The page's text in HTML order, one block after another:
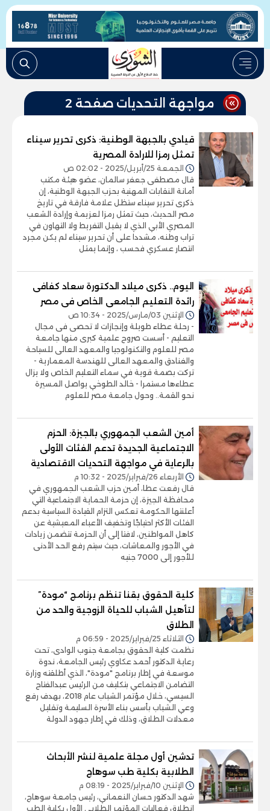
مواجهة التحديات صفحة 2
قيادي بالجبهة الوطنية: ذكرى تحرير سيناء
تمثل رمزا للارادة المصرية
الجمعة 25/أبريل/2025 - 02:02 ص
قال مصطفى جعفر سالمان، عضو هيئة مكتب
أمانة النقابات المهنية بحزب الجبهة الوطنية، إن
ذكرى تحرير سيناء ستظل علامة فارقة في تاريخ
مصر الحديث، حيث تمثل رمزا لعزيمة وإرادة الشعب
المصري الأبي الذي لا يقبل التفريط ولا التهاون في
تراب وطنه، مشددا على أن تحرير سيناء لم يكن مجرد
انتصار عسكري فحسب ، وإنما يمثل
اليوم.. ذكرى ميلاد الدكتورة سعاد كفافى
رائدة التعليم الجامعى الخاص فى مصر
الإثنين 03/مارس/2025 - 10:34 ص
- رحلة عطاء طويلة وإنجازات لا تحصى فى مجال
التعليم - أسست صروح علمية كبرى منها جامعة
مصر للعلوم والتكنولوجيا والمعهد العالى للسياحة
والفنادق والمعهد العالى للهندسة المعمارية -
تركت بصمة قوية في سماء التعليم الخاص ولا يزال
عطاءها مستمرا - خالد الطوخي يواصل المسيرة
نحو القمة.. وحول جامعة مصر للعلوم
أمين الشعب الجمهوري بالجيزة: الحزم
الاجتماعية الجديدة تدعم الفئات الأولى
بالرعاية في مواجهة التحديات الاقتصادية
الأربعاء 26/فبراير/2025 - 10:32 م
قال رفعت عطا، أمين حزب الشعب الجمهوري في
محافظة الجيزة، إن حزمة الحماية الاجتماعية التي
أعلنتها الحكومة تعكس التزام القيادة السياسية بدعم
الفئات الأكثر احتياجًا وتخفيف الأعباء المعيشية عن
كاهل المواطنين، لافتا إلى أن الحزمة تتضمن زيادات
في الأجور والمعاشات، حيث سيتم رفع الحد الأدنى
للأجور إلى 7000 جنيه
كلية الحقوق بقنا تنظم برنامج “مودة”
لتأهيل الشباب للحياة الزوجية والحد من
الطلاق
الثلاثاء 25/فبراير/2025 - 06:59 م
نظمت كلية الحقوق بجامعة جنوب الوادى، تحت
رعاية الدكتور أحمد عكاوي رئيس الجامعة، ندوة
موسعة في إطار برنامج "مودة"، الذي أطلقته وزارة
التضامن الاجتماعي بتكليف من الرئيس عبدالفتاح
السيسي، خلال مؤتمر الشباب عام 2018، بهدف رفع
وعي الشباب بأسس بناء الأسرة السليمة وتقليل
معدلات الطلاق، وذلك في إطار جهود الدولة
تدشين أول مجلة علمية لنشر الأبحاث
الطلابية بكلية طب سوهاج
الإثنين 10/فبراير/2025 - 08:19 م
شهد الدكتور حسان النعماني، رئيس جامعة سوهاج،
انطلاق فعاليات المؤتمر الطلابي الأول بكلية الطب